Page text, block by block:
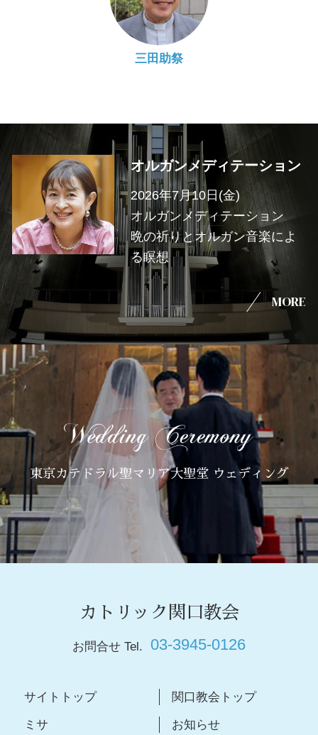
三田助祭
オルガンメディテーション
2026年7月10日(金)
オルガンメディテーション
晩の祈りとオルガン音楽によ
る瞑想
MORE
東京カテドラル聖マリア大聖堂 ウェディング
カトリック関口教会
お問合せ Tel. 03-3945-0126
サイトトップ 関口教会トップ
ミサ お知らせ